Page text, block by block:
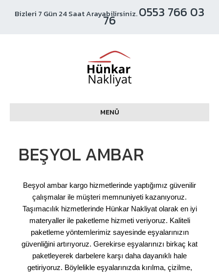
Bizleri 7 Gün 24 Saat Arayabilirsiniz.0553 766 03
76
MENÜ
BEŞYOL AMBAR
Beşyol ambar kargo hizmetlerinde yaptığımız güvenilir
çalışmalar ile müşteri memnuniyeti kazanıyoruz.
Taşımacılık hizmetlerinde Hünkar Nakliyat olarak en iyi
materyaller ile paketleme hizmeti veriyoruz. Kaliteli
paketleme yöntemlerimiz sayesinde eşyalarınızın
güvenliğini artırıyoruz. Gerekirse eşyalarınızı birkaç kat
paketleyerek darbelere karşı daha dayanıklı hale
getiriyoruz. Böylelikle eşyalarınızda kırılma, çizilme,